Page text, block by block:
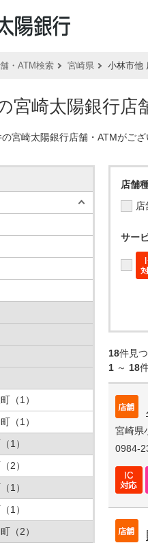
・ATM検索 宮崎県 小林市他
宮崎太陽銀行店
宮崎太陽銀行店舗・ATMがご
店舗
店
サー
18件見
1 ～ 18
宮崎県
0984-
（1）
（1）
（1）
（2）
（1）
（1）
（2）